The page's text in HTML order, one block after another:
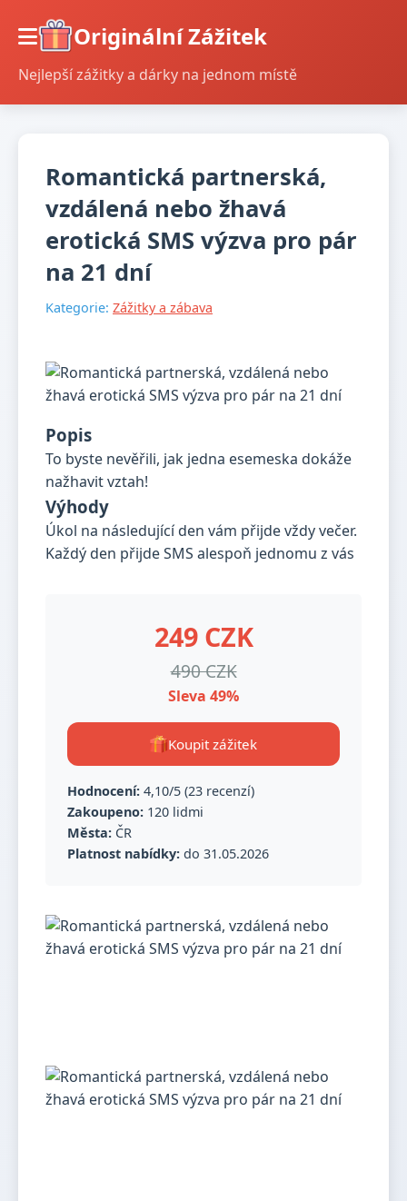
Originální Zážitek
Nejlepší zážitky a dárky na jednom místě
Romantická partnerská,
vzdálená nebo žhavá
erotická SMS výzva pro pár
na 21 dní
Kategorie: Zážitky a zábava
Popis
To byste nevěřili, jak jedna esemeska dokáže
nažhavit vztah!
Výhody
Úkol na následující den vám přijde vždy večer.
Každý den přijde SMS alespoň jednomu z vás
249 CZK
490 CZK
Sleva 49%
Koupit zážitek
Hodnocení: 4,10/5 (23 recenzí)
Zakoupeno: 120 lidmi
Města: ČR
Platnost nabídky: do 31.05.2026